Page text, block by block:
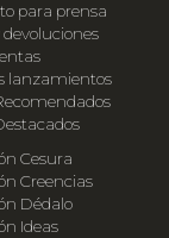
para prensa
devoluciones
lanzamientos
Cesura
Creencias
Dédalo
Ideas